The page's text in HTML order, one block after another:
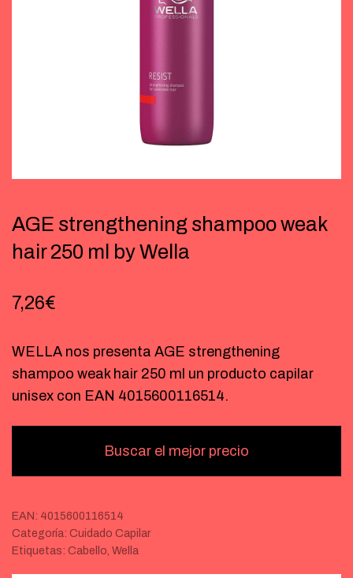
AGE strengthening shampoo weak
hair 250 ml by Wella
7,26€
WELLA nos presenta AGE strengthening
shampoo weak hair 250 ml un producto capilar
unisex con EAN 4015600116514.
Buscar el mejor precio
EAN: 4015600116514
Categoría: Cuidado Capilar
Etiquetas: Cabello, Wella